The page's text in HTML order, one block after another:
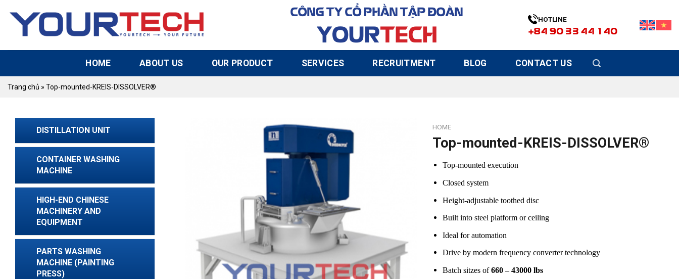
CÔNG TY CỔ PHẦN TẬP ĐOÀN
YOURTECH HOTLINE
+84 90 33 44 140
HOME ABOUT US OUR PRODUCT SERVICES RECRUITMENT BLOG CONTACT US
Trang chủ » Top-mounted-KREIS-DISSOLVER®
DISTILLATION UNIT
CONTAINER WASHING
MACHINE
HIGH-END CHINESE
MACHINERY AND
EQUIPMENT
PARTS WASHING
MACHINE (PAINTING
PRESS)
HOME
Top-mounted-KREIS-DISSOLVER®
Top-mounted execution
Closed system
Height-adjustable toothed disc
Built into steel platform or ceiling
Ideal for automation
Drive by modern frequency converter technology
Batch sitzes of660 – 43000 lbs